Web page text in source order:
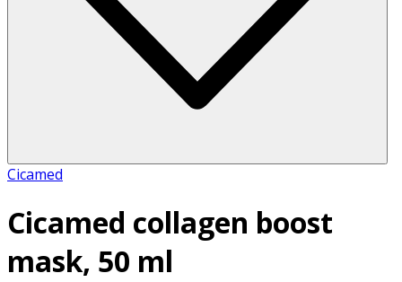
Cicamed
Cicamed collagen boost
mask, 50 ml